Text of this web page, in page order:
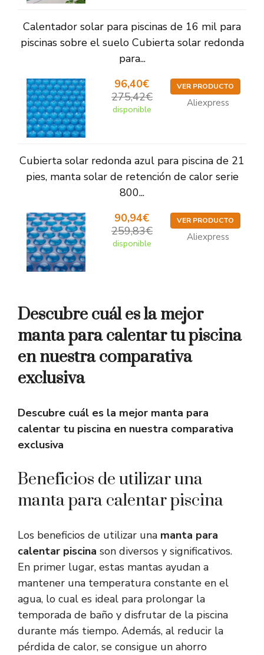
Calentador solar para piscinas de 16 mil para
piscinas sobre el suelo Cubierta solar redonda
para...
96,40€
275,42€
disponible
VER PRODUCTO
Aliexpress
Cubierta solar redonda azul para piscina de 21
pies, manta solar de retención de calor serie
800...
90,94€
259,83€
disponible
VER PRODUCTO
Aliexpress
Descubre cuál es la mejor
manta para calentar tu piscina
en nuestra comparativa
exclusiva
Descubre cuál es la mejor manta para
calentar tu piscina en nuestra comparativa
exclusiva
Beneficios de utilizar una
manta para calentar piscina
Los beneficios de utilizar una manta para
calentar piscina son diversos y significativos.
En primer lugar, estas mantas ayudan a
mantener una temperatura constante en el
agua, lo cual es ideal para prolongar la
temporada de baño y disfrutar de la piscina
durante más tiempo. Además, al reducir la
pérdida de calor, se consigue un ahorro